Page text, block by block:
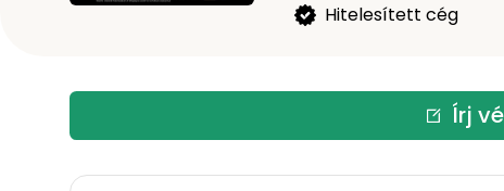
Hitelesített cég
Írj